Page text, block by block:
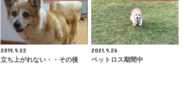
2019.9.22
立ち上がれない・・その後
2021.9.26
ペットロス期間中